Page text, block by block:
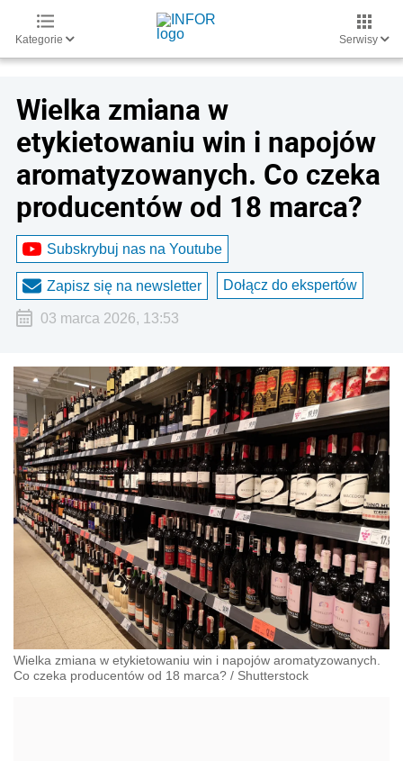
Kategorie Serwisy
Wielka zmiana w
etykietowaniu win i napojów
aromatyzowanych. Co czeka
producentów od 18 marca?
Subskrybuj nas na Youtube
Zapisz się na newsletter Dołącz do ekspertów
03 marca 2026, 13:53
Wielka zmiana w etykietowaniu win i napojów aromatyzowanych.
Co czeka producentów od 18 marca? / Shutterstock